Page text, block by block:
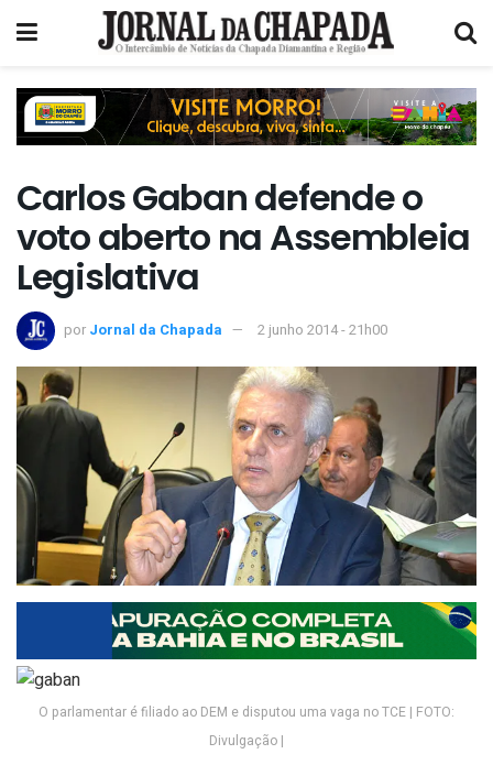
Carlos Gaban defende o
voto aberto na Assembleia
Legislativa
por Jornal da Chapada 2 junho 2014 - 21h00
O parlamentar é filiado ao DEM e disputou uma vaga no TCE | FOTO:
Divulgação |